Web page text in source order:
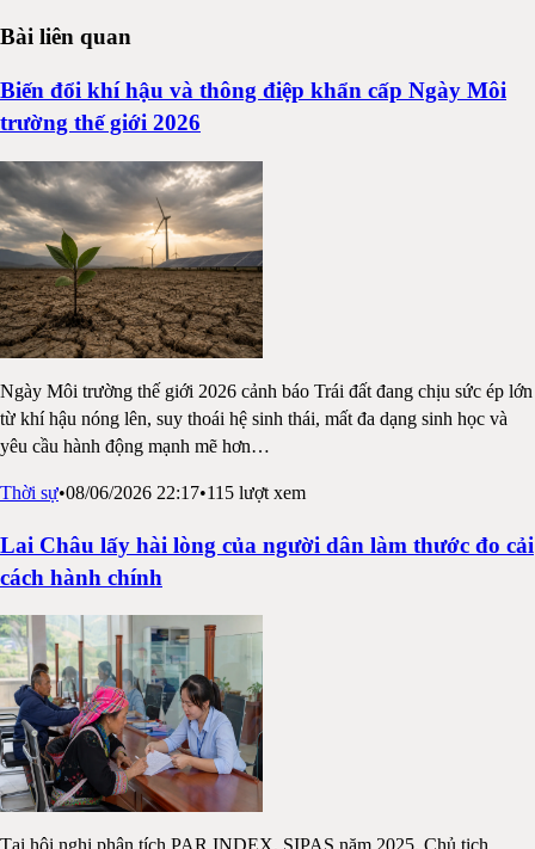
Bài liên quan
Biến đổi khí hậu và thông điệp khẩn cấp Ngày Môi
trường thế giới 2026
Ngày Môi trường thế giới 2026 cảnh báo Trái đất đang chịu sức ép lớn
từ khí hậu nóng lên, suy thoái hệ sinh thái, mất đa dạng sinh học và
yêu cầu hành động mạnh mẽ hơn…
Thời sự•08/06/2026 22:17•115 lượt xem
Lai Châu lấy hài lòng của người dân làm thước đo cải
cách hành chính